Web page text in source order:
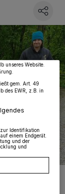
Olschok
Daten
zu. Durch Auswahl
Anzeigen
Menü jederzeit
zu
am unteren
unseres Website.
gem. Art. 49
des EWR, z.B. in
zur Identifikation
einem Endgerät.
und der
und